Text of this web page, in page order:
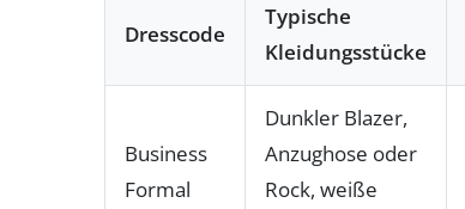
Dresscode
Typische
Kleidungsstücke
Business
Formal
Dunkler Blazer,
Anzughose oder
Rock, weiße